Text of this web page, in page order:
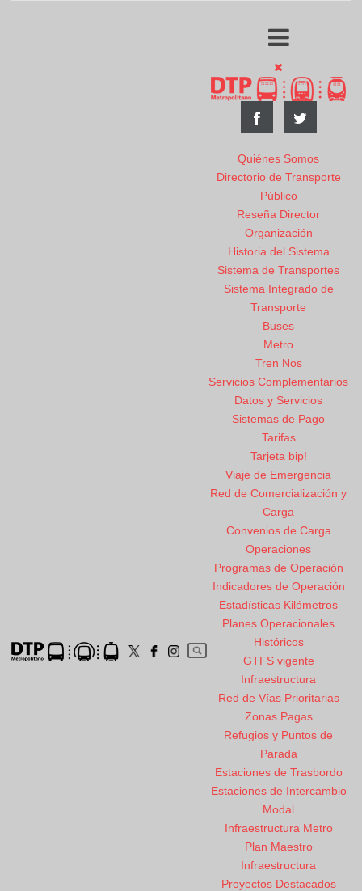
Quiénes Somos
Directorio de Transporte
Público
Reseña Director
Organización
Historia del Sistema
Sistema de Transportes
Sistema Integrado de
Transporte
Buses
Metro
Tren Nos
Servicios Complementarios
Datos y Servicios
Sistemas de Pago
Tarifas
Tarjeta bip!
Viaje de Emergencia
Red de Comercialización y
Carga
Convenios de Carga
Operaciones
Programas de Operación
Indicadores de Operación
Estadísticas Kilómetros
Planes Operacionales
Históricos
GTFS vigente
Infraestructura
Red de Vías Prioritarias
Zonas Pagas
Refugios y Puntos de
Parada
Estaciones de Trasbordo
Estaciones de Intercambio
Modal
Infraestructura Metro
Plan Maestro
Infraestructura
Proyectos Destacados